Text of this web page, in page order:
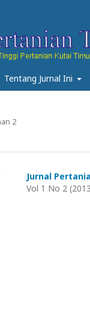
Tentang Jurnal Ini
2
Jurnal
Vol 1 No 2